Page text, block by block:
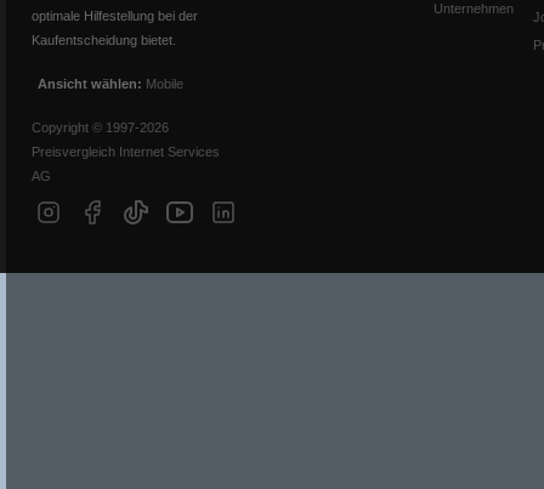
optimale Hilfestellung bei der
Kaufentscheidung bietet.
Ansicht wählen: Mobile
Copyright © 1997-2026
Preisvergleich Internet Services
AG
Unternehmen